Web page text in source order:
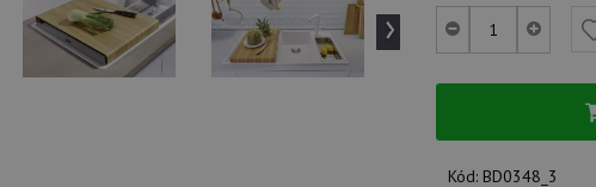
›
Kód: BD0348_3